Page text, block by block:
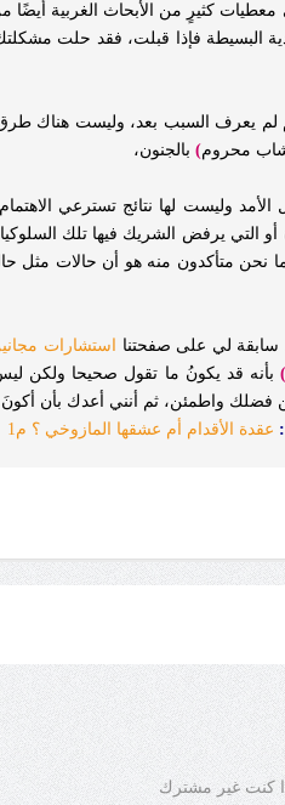
معطيات كثيرٍ من الأبحاث الغربية
البسيطة فإذا قبلت، فقد حلت مشكلتك
لم يعرف السبب بعد، وليست هناك طرق
شاب محروم) بالجنون،
وليست لها نتائج تسترعي
أو التي يرفض الشريك فيها تلك
نحن متأكدون منه هو أن حالات مثل
لي على صفحتنا استشارات
) بأنه قد يكونُ ما تقول صحيحا ولكن
من فضلك واطمئن، ثم أنني أعدك بأن
عقدة الأقدام أم عشقها المازوخي ؟ م1
كنت غير مشترك